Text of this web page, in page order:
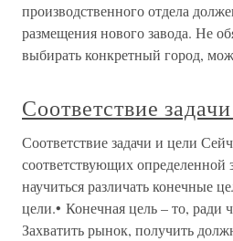
производственного отдела
размещения нового завода. Не
выбирать конкретный город,
Соответствие
Соответствие задачи и цели
соответствующих определенной
научиться различать конечные
цели.• Конечная цель – то, ради
Захватить рынок, получить